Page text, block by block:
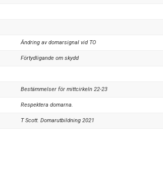
Ändring av domarsignal vid TO
Förtydligande om skydd
Bestämmelser för mittcirkeln 22-23
Respektera domarna.
T Scott. Domarutbildning 2021